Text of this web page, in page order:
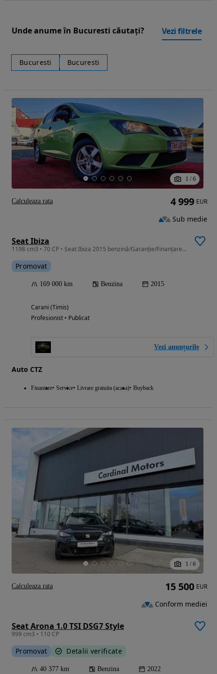
Unde anume în Bucuresti căutați? Vezi filtrele
Bucuresti Bucuresti
1 / 6
Seat Ibiza
1198 cm3 • 70 CP • Seat Ibiza 2015 benzină/Garanție/Finanțare Rate/LivrareGR/RevizieGR
Promovat
169 000 km Benzina 2015
Carani (Timis)
Profesionist • Publicat
Vezi anunțurile
Auto CTZ
Finantare Service Livrare gratuita (acasa) Buyback
4 999 EUR
Sub medie
Calculeaza rata
1 / 6
Seat Arona 1.0 TSI DSG7 Style
999 cm3 • 110 CP
Promovat Detalii verificate
40 377 km Benzina 2022
15 500 EUR
Conform mediei
Calculeaza rata